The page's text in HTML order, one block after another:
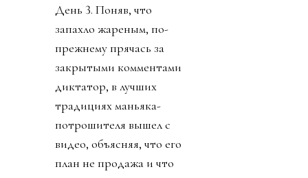
День 3. Поняв, что
запахло жареным, по-
прежнему прячась за
закрытыми комментами
диктатор, в лучших
традициях маньяка-
потрошителя вышел с
видео, объясняя, что его
план не продажа и что